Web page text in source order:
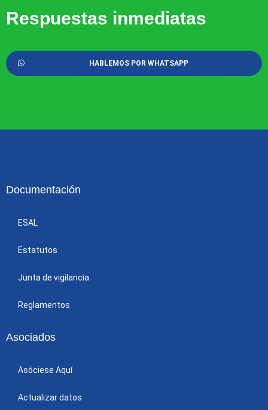
Respuestas inmediatas
HABLEMOS POR WHATSAPP
Documentación
ESAL
Estatutos
Junta de vigilancia
Reglamentos
Asociados
Asóciese Aquí
Actualizar datos